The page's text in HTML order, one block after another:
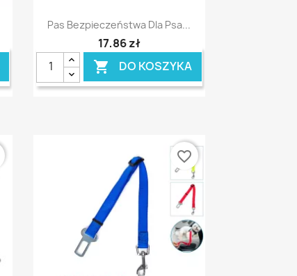
Szybki podgląd
Pas Bezpieczeństwa Dla Psa...
17,86 zł
 DO KOSZYKA
favorite_border